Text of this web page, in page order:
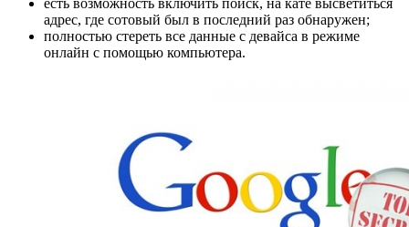
есть возможность включить поиск, на кате высветиться
адрес, где сотовый был в последний раз обнаружен;
полностью стереть все данные с девайса в режиме
онлайн с помощью компьютера.